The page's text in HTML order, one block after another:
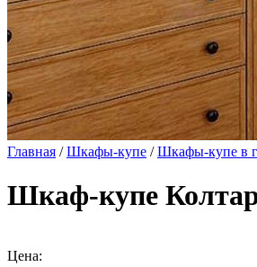
Главная /Шкафы-купе /Шкафы-купе в
Шкаф-купе
Цена: